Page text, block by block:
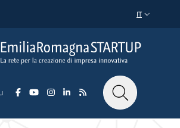
SELETTORE
IT